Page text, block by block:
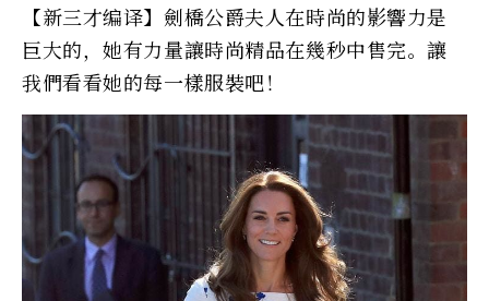
【新三才编译】劍橋公爵夫人在時尚的影響力是
巨大的，她有力量讓時尚精品在幾秒中售完。讓
我們看看她的每一樣服裝吧！